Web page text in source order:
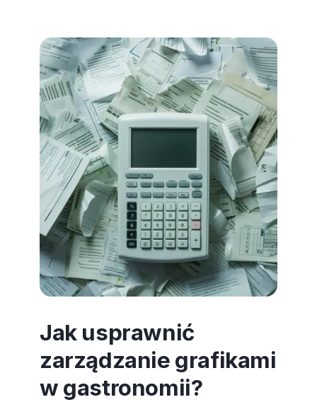
Jak usprawnić
zarządzanie grafikami
w gastronomii?